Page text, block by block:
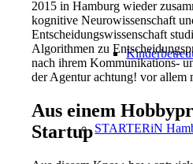
STARTERiN
2015 in Hamburg wieder
kognitive Neurowissenschaft
Entscheidungswissenschaft
Algorithmen zu
nach ihrem Kommunikations-
der Agentur achtung! vor allem
Aus einem
Startup